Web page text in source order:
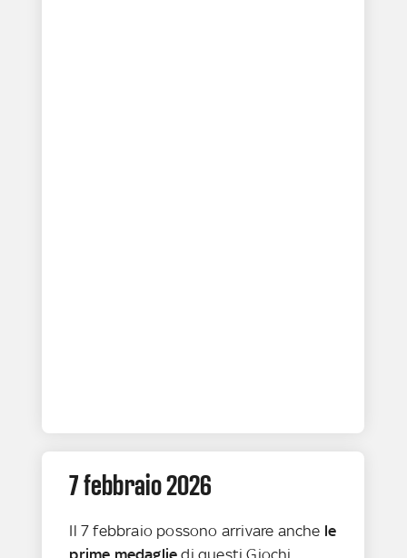
7 febbraio 2026
Il 7 febbraio possono arrivare anche le